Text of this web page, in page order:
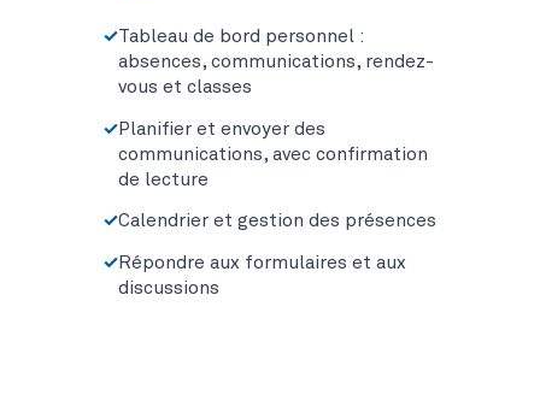
Tableau de bord personnel :
absences, communications, rendez-
vous et classes
Planifier et envoyer des
communications, avec confirmation
de lecture
Calendrier et gestion des présences
Répondre aux formulaires et aux
discussions